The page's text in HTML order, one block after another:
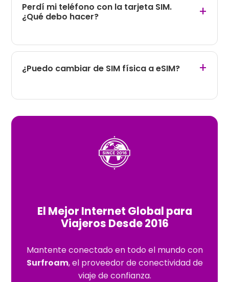
Perdí mi teléfono con la tarjeta SIM.
¿Qué debo hacer?
+
¿Puedo cambiar de SIM física a eSIM? +
El Mejor Internet Global para
Viajeros Desde 2016
Mantente conectado en todo el mundo con
Surfroam, el proveedor de conectividad de
viaje de confianza.